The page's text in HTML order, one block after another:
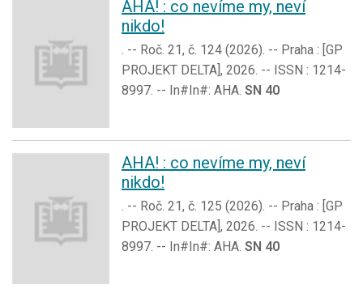
AHA! : co nevíme my, neví
nikdo!
. -- Roč. 21, č. 124 (2026). -- Praha : [GP
PROJEKT DELTA], 2026. -- ISSN : 1214-
8997. -- In#In#: AHA. SN 40
AHA! : co nevíme my, neví
nikdo!
. -- Roč. 21, č. 125 (2026). -- Praha : [GP
PROJEKT DELTA], 2026. -- ISSN : 1214-
8997. -- In#In#: AHA. SN 40